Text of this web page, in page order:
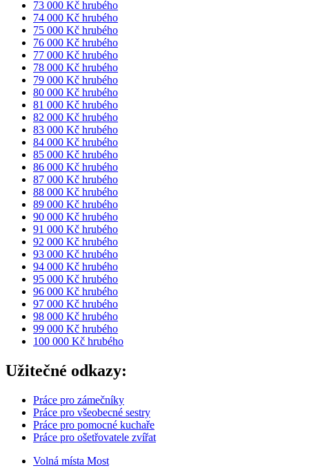
73 000 Kč hrubého
74 000 Kč hrubého
75 000 Kč hrubého
76 000 Kč hrubého
77 000 Kč hrubého
78 000 Kč hrubého
79 000 Kč hrubého
80 000 Kč hrubého
81 000 Kč hrubého
82 000 Kč hrubého
83 000 Kč hrubého
84 000 Kč hrubého
85 000 Kč hrubého
86 000 Kč hrubého
87 000 Kč hrubého
88 000 Kč hrubého
89 000 Kč hrubého
90 000 Kč hrubého
91 000 Kč hrubého
92 000 Kč hrubého
93 000 Kč hrubého
94 000 Kč hrubého
95 000 Kč hrubého
96 000 Kč hrubého
97 000 Kč hrubého
98 000 Kč hrubého
99 000 Kč hrubého
100 000 Kč hrubého
Užitečné odkazy:
Práce pro zámečníky
Práce pro všeobecné sestry
Práce pro pomocné kuchaře
Práce pro ošetřovatele zvířat
Volná místa Most